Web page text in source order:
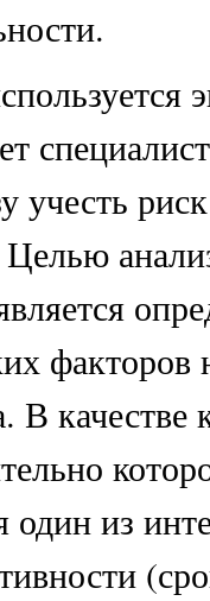
учесть
факторов
В качестве
один из